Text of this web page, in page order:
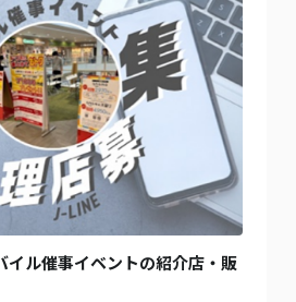
イル催事イベントの紹介店・販